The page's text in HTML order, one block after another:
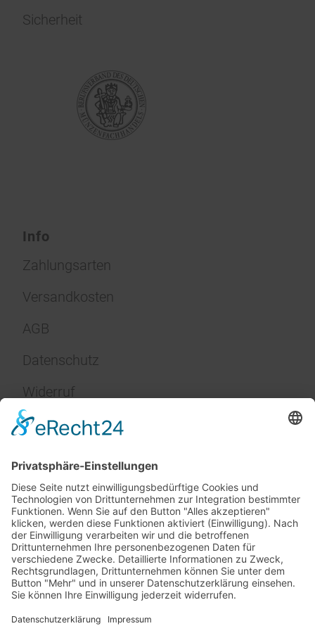
Sicherheit
Info
Zahlungsarten
Versandkosten
AGB
Datenschutz
Widerruf
Impressum
Service
FAQ
Zahlungsarten